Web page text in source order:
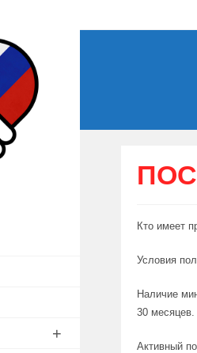
к
Кто имеет
Условия
Наличие
30 месяцев.
Активный